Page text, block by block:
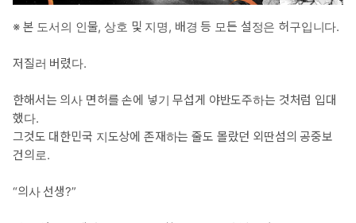
※ 본 도서의 인물, 상호 및 지명, 배경 등 모든 설정은 허구입니다.
저질러 버렸다.
한해서는 의사 면허를 손에 넣기 무섭게 야반도주하는 것처럼 입대
했다.
그것도 대한민국 지도상에 존재하는 줄도 몰랐던 외딴섬의 공중보
건의로.
“의사 선생?”